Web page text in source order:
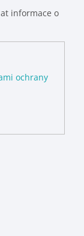
informace o
ochrany